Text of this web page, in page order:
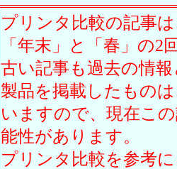
プリンタ比較の記事
「年末」と「春」の
古い記事も過去の情
製品を掲載したもの
いますので、現在こ
能性があります。
プリンタ比較を参考